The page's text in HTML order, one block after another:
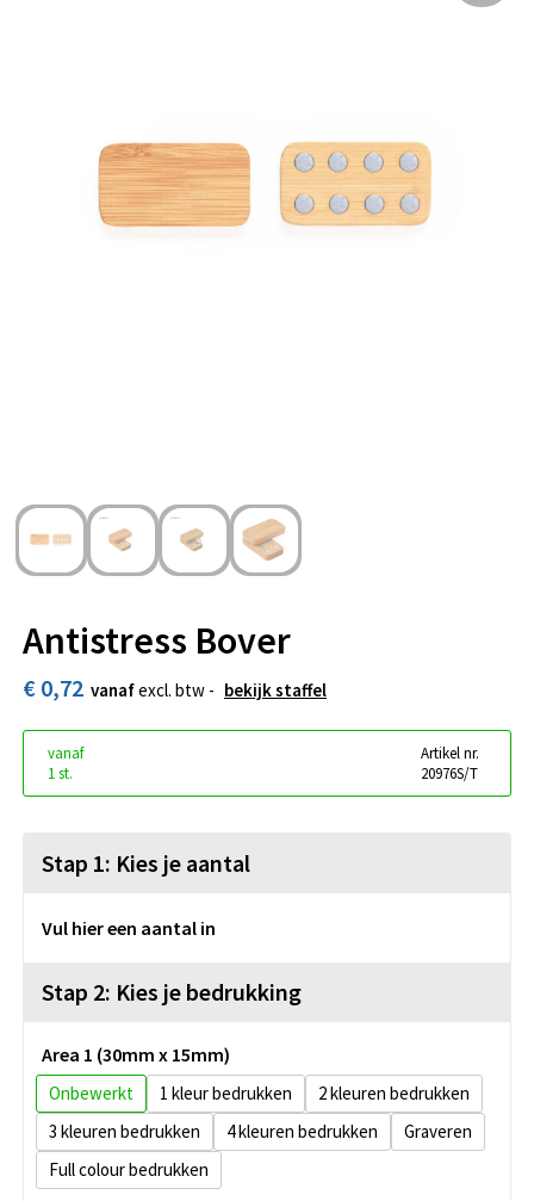
Gehoorbescherming
Oog- en gelaatsbescherming
Antistress Bover
€ 0,72 vanafexcl. btw - bekijk staffel
vanaf
1 st.
Artikel nr.
20976S/T
Stap 1: Kies je aantal
Vul hier een aantal in
Stap 2: Kies je bedrukking
Area 1 (30mm x 15mm)
Onbewerkt 1
2
3
4
Graveren
Full colour